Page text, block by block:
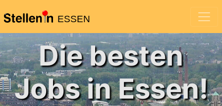
ESSEN
Die besten
Jobs in Essen!